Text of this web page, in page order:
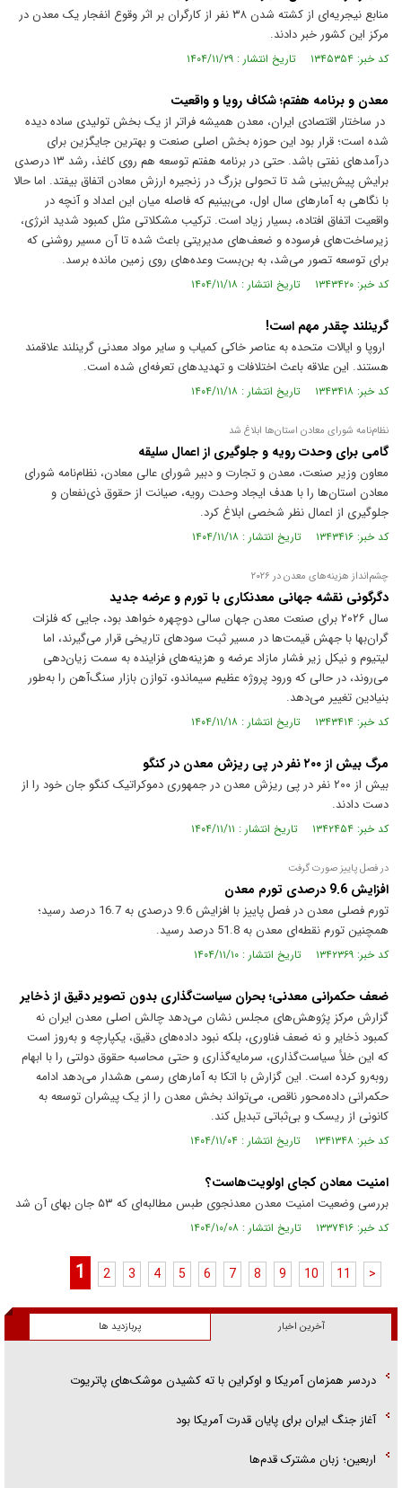
منابع نیجریه‌ای از کشته شدن ۳۸ نفر از کارگران بر اثر وقوع انفجار یک معدن در
مرکز این کشور خبر دادند.
کد خبر: ۱۳۴۵۳۵۴ تاریخ انتشار : ۱۴۰۴/۱۱/۲۹
معدن و برنامه هفتم؛ شکاف رویا و واقعیت
در ساختار اقتصادی ایران، معدن همیشه فراتر از یک بخش تولیدی ساده دیده
شده است؛ قرار بود این حوزه بخش اصلی صنعت و بهترین جایگزین برای
درآمدهای نفتی باشد. حتی در برنامه هفتم توسعه هم روی کاغذ، رشد ۱۳ درصدی
برایش پیش‌بینی شد تا تحولی بزرگ در زنجیره ارزش معادن اتفاق بیفتد. اما حالا
با نگاهی به آمارهای سال اول، می‌بینیم که فاصله میان این اعداد و آنچه در
واقعیت اتفاق افتاده، بسیار زیاد است. ترکیب مشکلاتی مثل کمبود شدید انرژی،
زیرساخت‌های فرسوده و ضعف‌های مدیریتی باعث شده تا آن مسیر روشنی که
برای توسعه تصور می‌شد، به بن‌بست وعده‌های روی زمین مانده برسد.
کد خبر: ۱۳۴۳۴۲۰ تاریخ انتشار : ۱۴۰۴/۱۱/۱۸
گرینلند چقدر مهم است!
اروپا و ایالات متحده به عناصر خاکی کمیاب و سایر مواد معدنی گرینلند علاقمند
هستند. این علاقه باعث اختلافات و تهدیدهای تعرفه‌ای شده است.
کد خبر: ۱۳۴۳۴۱۸ تاریخ انتشار : ۱۴۰۴/۱۱/۱۸
نظام‌نامه شورای معادن استان‌ها ابلاغ شد
گامی برای وحدت رویه و جلوگیری از اعمال سلیقه
معاون وزیر صنعت، معدن و تجارت و دبیر شورای عالی معادن، نظام‌نامه شورای
معادن استان‌ها را با هدف ایجاد وحدت رویه، صیانت از حقوق ذی‌نفعان و
جلوگیری از اعمال نظر شخصی ابلاغ کرد.
کد خبر: ۱۳۴۳۴۱۶ تاریخ انتشار : ۱۴۰۴/۱۱/۱۸
چشم‌انداز هزینه‌های معدن در ۲۰۲۶
دگرگونی نقشه جهانی معدنکاری با تورم و عرضه جدید
سال ۲۰۲۶ برای صنعت معدن جهان سالی دوچهره خواهد بود، جایی که فلزات
گران‌بها با جهش قیمت‌ها در مسیر ثبت سودهای تاریخی قرار می‌گیرند، اما
لیتیوم و نیکل زیر فشار مازاد عرضه و هزینه‌های فزاینده به سمت زیان‌دهی
می‌روند، در حالی که ورود پروژه عظیم سیماندو، توازن بازار سنگ‌آهن را به‌طور
بنیادین تغییر می‌دهد.
کد خبر: ۱۳۴۳۴۱۴ تاریخ انتشار : ۱۴۰۴/۱۱/۱۸
مرگ بیش از ۲۰۰ نفر در پی ریزش معدن در کنگو
بیش از ۲۰۰ نفر در پی ریزش معدن در جمهوری دموکراتیک کنگو جان خود را از
دست دادند.
کد خبر: ۱۳۴۲۴۵۴ تاریخ انتشار : ۱۴۰۴/۱۱/۱۱
در فصل پاییز صورت گرفت
افزایش 9.6 درصدی تورم معدن
تورم فصلی معدن در فصل پاییز با افزایش 9.6 درصدی به 16.7 درصد رسید؛
همچنین تورم نقطه‌ای معدن به 51.8 درصد رسید.
کد خبر: ۱۳۴۲۳۶۹ تاریخ انتشار : ۱۴۰۴/۱۱/۱۰
ضعف حکمرانی معدنی؛ بحران سیاست‌گذاری بدون تصویر دقیق از ذخایر
گزارش مرکز پژوهش‌های مجلس نشان می‌دهد چالش اصلی معدن ایران نه
کمبود ذخایر و نه ضعف فناوری، بلکه نبود داده‌های دقیق، یکپارچه و به‌روز است
که این خلأ سیاست‌گذاری، سرمایه‌گذاری و حتی محاسبه حقوق دولتی را با ابهام
روبه‌رو کرده است. این گزارش با اتکا به آمارهای رسمی هشدار می‌دهد ادامه
حکمرانی داده‌محور ناقص، می‌تواند بخش معدن را از یک پیشران توسعه به
کانونی از ریسک و بی‌ثباتی تبدیل کند.
کد خبر: ۱۳۴۱۳۴۸ تاریخ انتشار : ۱۴۰۴/۱۱/۰۴
امنیت معادن کجای اولویت‌هاست؟
بررسی وضعیت امنیت معدن معدنجوی طبس مطالبه‌ای که ۵۳ جان بهای آن شد
کد خبر: ۱۳۳۷۴۱۶ تاریخ انتشار : ۱۴۰۴/۱۰/۰۸
1 2 3 4 5 6 7 8 9 10 11 >
آخرین اخبار پربازدید ها
دردسر همزمان آمریکا و اوکراین با ته کشیدن موشک‌های پاتریوت
آغاز جنگ ایران برای پایان قدرت آمریکا بود
اربعین؛ زبان مشترک قدم‌ها